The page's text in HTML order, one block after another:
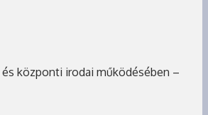
központi irodai működésében –